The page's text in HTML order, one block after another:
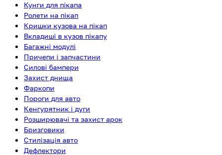
Кунги для пікапа
Ролети на пікап
Кришки кузова на пікап
Вкладиші в кузов пікапу
Багажні модулі
Причепи і запчастини
Силові бампери
Захист днища
Фаркопи
Пороги для авто
Кенгурятник і дуги
Розширювачі та захист арок
Бризговики
Стилізація авто
Дефлектори